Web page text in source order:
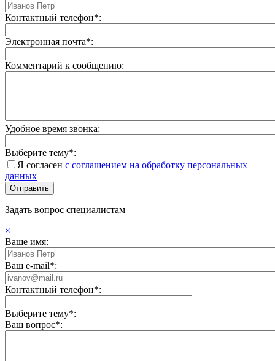
Контактный телефон*:
Электронная почта*:
Комментарий к сообщению:
Удобное время звонка:
Выберите тему*:
Я согласен с соглашением на обработку персональных
данных
Задать вопрос специалистам
×
Ваше имя:
Ваш e-mail*:
Контактный телефон*:
Выберите тему*:
Ваш вопрос*: